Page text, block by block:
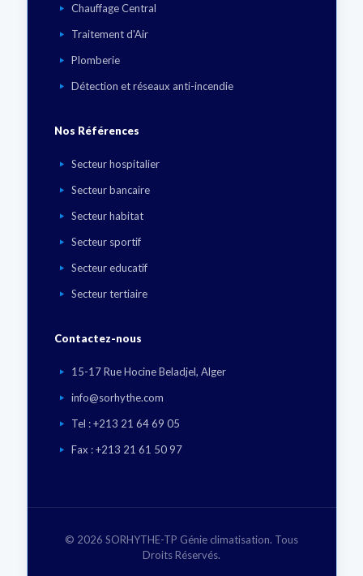
Chauffage Central
Traitement d'Air
Plomberie
Détection et réseaux anti-incendie
Nos Références
Secteur hospitalier
Secteur bancaire
Secteur habitat
Secteur sportif
Secteur educatif
Secteur tertiaire
Contactez-nous
15-17 Rue Hocine Beladjel, Alger
info@sorhythe.com
Tel : +213 21 64 69 05
Fax : +213 21 61 50 97
© 2026 SORHYTHE-TP Génie climatisation. Tous
Droits Réservés.